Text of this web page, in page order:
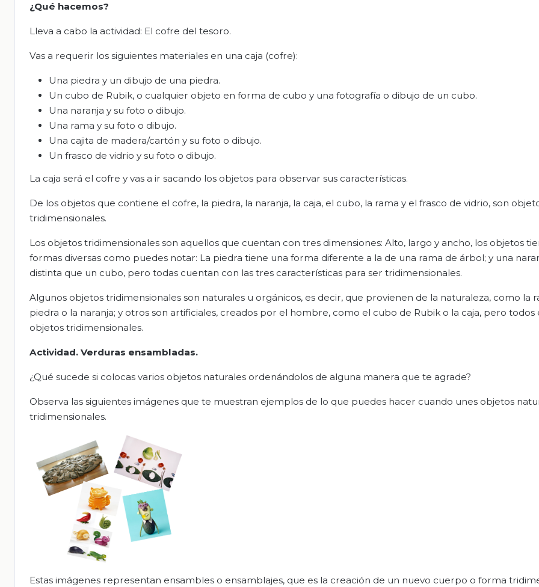
¿Qué hacemos?
Lleva a cabo la actividad: El cofre del tesoro.
Vas a requerir los siguientes materiales en una caja (cofre):
Una piedra y un dibujo de una piedra.
Un cubo de Rubik, o cualquier objeto en forma de cubo y una fotografía o dibujo de un cubo.
Una naranja y su foto o dibujo.
Una rama y su foto o dibujo.
Una cajita de madera/cartón y su foto o dibujo.
Un frasco de vidrio y su foto o dibujo.
La caja será el cofre y vas a ir sacando los objetos para observar sus características.
De los objetos que contiene el cofre, la piedra, la naranja, la caja, el cubo, la rama y el frasco de vidrio, son
tridimensionales.
Los objetos tridimensionales son aquellos que cuentan con tres dimensiones: Alto, largo y ancho, los objetos
formas diversas como puedes notar: La piedra tiene una forma diferente a la de una rama de árbol; y una
distinta que un cubo, pero todas cuentan con las tres características para ser tridimensionales.
Algunos objetos tridimensionales son naturales u orgánicos, es decir, que provienen de la naturaleza, como la
piedra o la naranja; y otros son artificiales, creados por el hombre, como el cubo de Rubik o la caja, pero todos
objetos tridimensionales.
Actividad. Verduras ensambladas.
¿Qué sucede si colocas varios objetos naturales ordenándolos de alguna manera que te agrade?
Observa las siguientes imágenes que te muestran ejemplos de lo que puedes hacer cuando unes objetos
tridimensionales.
Estas imágenes representan ensambles o ensamblajes, que es la creación de un nuevo cuerpo o forma